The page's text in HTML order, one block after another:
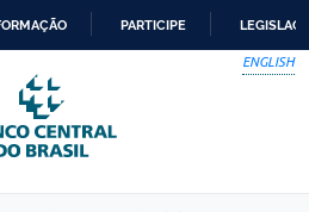
PARA
O
CONTEÚDO
PARTICIPE
ENGLISH